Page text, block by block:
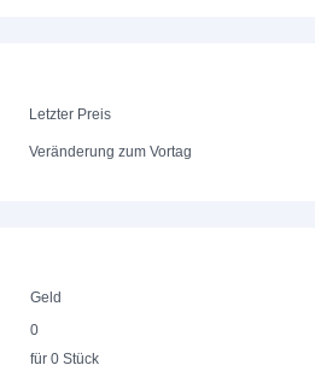
Letzter Preis
Veränderung zum Vortag
Geld
0
für 0 Stück